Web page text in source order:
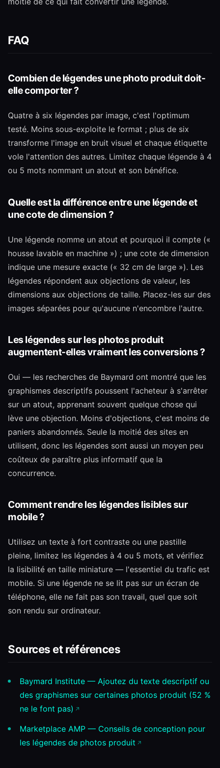
FAQ
Combien de légendes une photo produit doit-
elle comporter ?
Quatre à six légendes par image, c'est l'optimum
testé. Moins sous-exploite le format ; plus de six
transforme l'image en bruit visuel et chaque étiquette
vole l'attention des autres. Limitez chaque légende à 4
ou 5 mots nommant un atout et son bénéfice.
Quelle est la différence entre une légende et
une cote de dimension ?
Une légende nomme un atout et pourquoi il compte («
housse lavable en machine ») ; une cote de dimension
indique une mesure exacte (« 32 cm de large »). Les
légendes répondent aux objections de valeur, les
dimensions aux objections de taille. Placez-les sur des
images séparées pour qu'aucune n'encombre l'autre.
Les légendes sur les photos produit
augmentent-elles vraiment les conversions ?
Oui — les recherches de Baymard ont montré que les
graphismes descriptifs poussent l'acheteur à s'arrêter
sur un atout, apprenant souvent quelque chose qui
lève une objection. Moins d'objections, c'est moins de
paniers abandonnés. Seule la moitié des sites en
utilisent, donc les légendes sont aussi un moyen peu
coûteux de paraître plus informatif que la
concurrence.
Comment rendre les légendes lisibles sur
mobile ?
Utilisez un texte à fort contraste ou une pastille
pleine, limitez les légendes à 4 ou 5 mots, et vérifiez
la lisibilité en taille miniature — l'essentiel du trafic est
mobile. Si une légende ne se lit pas sur un écran de
téléphone, elle ne fait pas son travail, quel que soit
son rendu sur ordinateur.
Sources et références
Baymard Institute — Ajoutez du texte descriptif ou
des graphismes sur certaines photos produit (52 %
ne le font pas)
Marketplace AMP — Conseils de conception pour
les légendes de photos produit